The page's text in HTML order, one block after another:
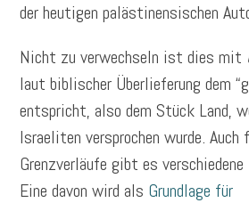
der heutigen palästinensischen
Nicht zu verwechseln ist dies mit
laut biblischer Überlieferung dem
entspricht, also dem Stück Land,
Israeliten versprochen wurde. Auch
Grenzverläufe gibt es
Eine davon wird als Grundlage für